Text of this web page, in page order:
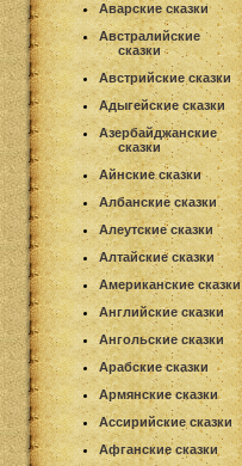
Аварские сказки
Австралийские
сказки
Австрийские сказки
Адыгейские сказки
Азербайджанские
сказки
Айнские сказки
Албанские сказки
Алеутские сказки
Алтайские сказки
Американские сказки
Английские сказки
Ангольские сказки
Арабские сказки
Армянские сказки
Ассирийские сказки
Афганские сказки